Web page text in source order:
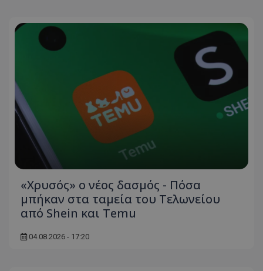
«Χρυσός» ο νέος δασμός - Πόσα
μπήκαν στα ταμεία του Τελωνείου
από Shein και Temu
04.08.2026 - 17:20